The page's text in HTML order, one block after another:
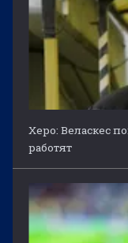
Херо: Веласкес
работят